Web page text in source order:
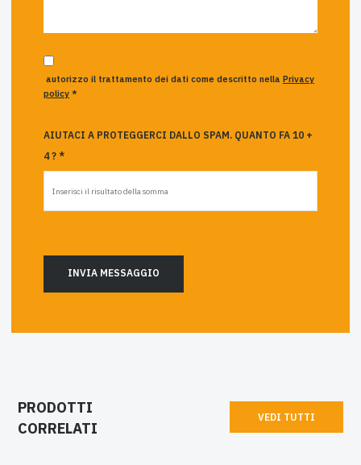
autorizzo il trattamento dei dati come descritto nella Privacy
policy*
AIUTACI A PROTEGGERCI DALLO SPAM. QUANTO FA 10 +
4 ? *
INVIA MESSAGGIO
PRODOTTI
CORRELATI
VEDI TUTTI